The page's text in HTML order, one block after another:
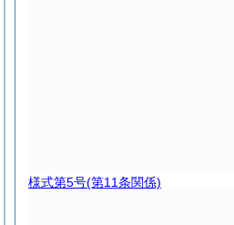
様式第5号(第11条関係)